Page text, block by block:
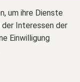
um ihre Dienste
Interessen der
Einwilligung